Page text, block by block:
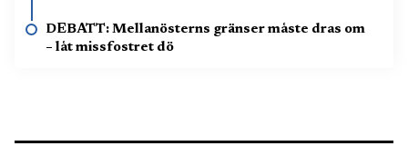
DEBATT: Mellanösterns gränser måste dras om
– låt missfostret dö